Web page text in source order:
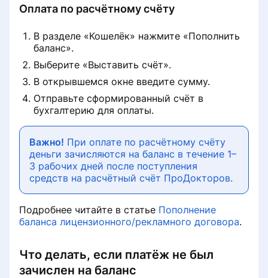
Оплата по расчётному счёту
В разделе «Кошелёк» нажмите «Пополнить
баланс».
Выберите «Выставить счёт».
В открывшемся окне введите сумму.
Отправьте сформированный счёт в
бухгалтерию для оплаты.
Важно! При оплате по расчётному счёту
деньги зачисляются на баланс в течение 1–
3 рабочих дней после поступления
средств на расчётный счёт ПроДокторов.
Подробнее читайте в статье Пополнение
баланса лицензионного/рекламного договора.
Что делать, если платёж не был
зачислен на баланс